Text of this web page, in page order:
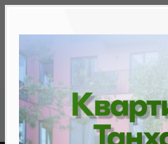
Скидки на новостройки,